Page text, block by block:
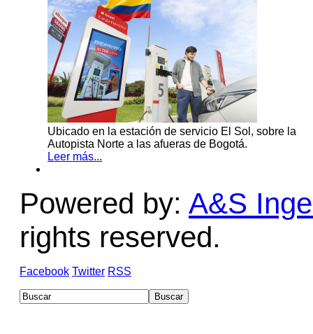
Ubicado en la estación de servicio El Sol, sobre la
Autopista Norte a las afueras de Bogotá.
Leer más...
Powered by: A&S
rights reserved.
Facebook Twitter RSS